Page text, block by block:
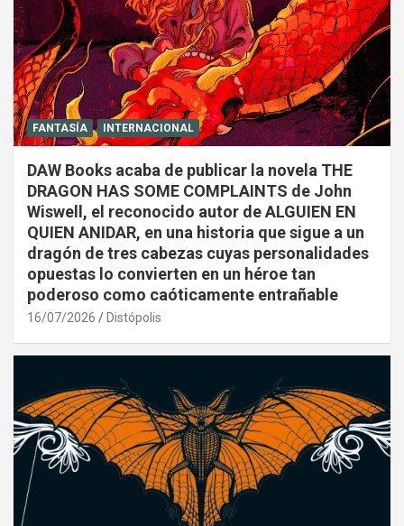
FANTASÍA INTERNACIONAL
DAW Books acaba de publicar la novela THE
DRAGON HAS SOME COMPLAINTS de John
Wiswell, el reconocido autor de ALGUIEN EN
QUIEN ANIDAR, en una historia que sigue a un
dragón de tres cabezas cuyas personalidades
opuestas lo convierten en un héroe tan
poderoso como caóticamente entrañable
16/07/2026 Distópolis